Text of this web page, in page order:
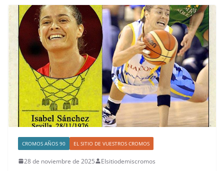
CROMOS AÑOS 90 EL SITIO DE VUESTROS CROMOS
28 de noviembre de 2025 Elsitiodemiscromos